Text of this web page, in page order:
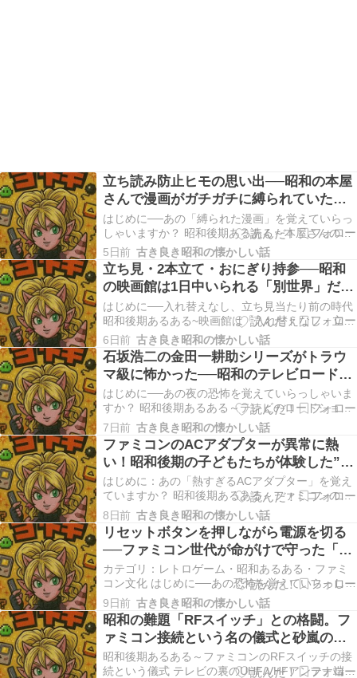
立ち読み防止ヒモの思い出──昭和の本屋
さんで漫画がガチガチに縛られていたあ
の時代
はじめに──あの「縛られた漫画」を覚えていらっ
しゃいますか？ 昭和後期あるある～本屋さんの
「立ち読み防止ヒモ」 漫画の単行本や雑誌が、ビ
ニールテープや十字のナイロン紐でガチガチに縛
られていて中身が読めないようになっていまし
た。 本屋さんの棚に並ぶ漫画の単行本や雑誌が、
ビニールテ…
5日前 古き良き昭和の懐かしい話
立ち見・2本立て・おにぎり持参──昭和
の映画館は1日中いられる「別世界」だっ
た
はじめに──入れ替えなし、立ち見当たり前の時代
昭和後期あるある~映画館は「入れ替えなし・立ち
見当たり前」 人気の映画は通路や一番後ろで立ち
見、なんなら階段に座って見るのが普通でした。
しかも「2本立て（同時上映）」が基本なので、お
にぎりを持参して1日中映画館に入り浸れました。
…
6日前 古き良き昭和の懐かしい話
石坂浩二の金田一耕助シリーズがトラウ
マ級に怖かった──昭和のテレビロードシ
ョーで震えた子どもたちの記憶
はじめに──あの夜の恐怖を覚えていらっしゃいま
すか？ 昭和後期あるある～テレビのロードショー
で石坂浩二の金田一シリーズに震える ゴールデン
タイムの映画枠で『女王蜂』や『病院坂の首縊り
の家』などの70年代のおどろおどろしいミステリ
ー映画が普通に放送されていました。あの独特の
シンセ…
7日前 古き良き昭和の懐かしい話
ファミコンのACアダプターが異常に熱
い！昭和後期の子どもたちが体験した”黒
いレンガ”の真実
はじめに：あの「熱すぎるACアダプター」を覚え
ていますか？ 昭和後期あるある～ファミコンのAC
アダプターが異常に熱い 数時間プレイした後のフ
ァミコンの巨大な黒いACアダプターは、触ると火
傷しそうなほど発熱していました。 昭和後期、
1983年（昭和58年）に任天堂からファミリーコ…
8日前 古き良き昭和の懐かしい話
リセットボタンを押しながら電源を切る
──ファミコン世代が命がけで守った「ぼ
うけんのしょ」消滅防止の絶対ルール
カテゴリ：レトロゲーム・昭和あるある・ファミ
コン文化 はじめに──あの恐怖を覚えていらっしゃ
いますか？ 昭和後期あるある～ファミコンのセー
ブデータ保護の絶対ルール バッテリーバックアッ
プ搭載ソフトで遊んだ後は、「リセットボタンを
押しながら電源を切る」をやらないと、高確率で
セーブデ…
9日前 古き良き昭和の懐かしい話
昭和の難題「RFスイッチ」との格闘。フ
ァミコン接続という名の儀式と砂嵐の記
憶
昭和後期あるある～ファミコンのRFスイッチの接
続という儀式 テレビの裏のUHF/VHFアンテナ端子